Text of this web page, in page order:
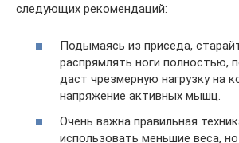
следующих рекомендаций:
Подымаясь из приседа,
распрямлять ноги полностью,
даст чрезмерную нагрузку на
напряжение активных мышц.
Очень важна правильная
использовать меньшие веса,